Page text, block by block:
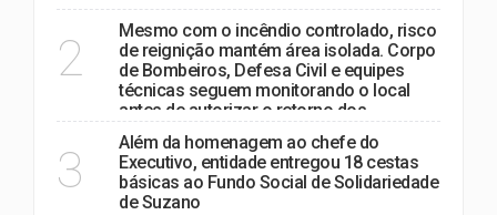
2
Mesmo com o incêndio controlado, risco
de reignição mantém área isolada. Corpo
de Bombeiros, Defesa Civil e equipes
técnicas seguem monitorando o local
antes de autorizar o retorno dos
moradores.
3
Além da homenagem ao chefe do
Executivo, entidade entregou 18 cestas
básicas ao Fundo Social de Solidariedade
de Suzano